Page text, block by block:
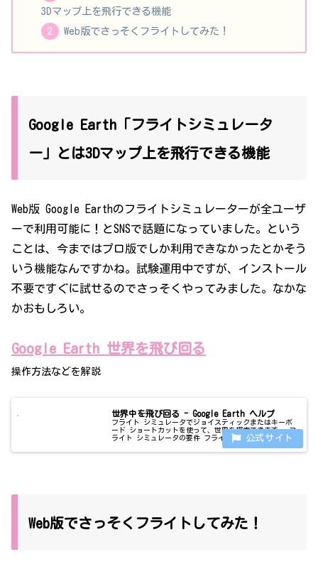
3Dマップ上を飛行できる機能
Web版でさっそくフライトしてみた！
Google Earth「フライトシミュレータ
ー」とは3Dマップ上を飛行できる機能
Web版 Google Earthのフライトシミュレーターが全ユーザ
ーで利用可能に！とSNSで話題になっていました。という
ことは、今まではプロ版でしか利用できなかったとかそう
いう機能なんですかね。試験運用中ですが、インストール
不要ですぐに試せるのでさっそくやってみました。なかな
かおもしろい。
Google Earth 世界を飛び回る
操作方法などを解説
世界中を飛び回る - Google Earth ヘルプ
フライト シミュレータでジョイスティックまたはキーボ
ード ショートカットを使って、世界を探索できます。 フ
ライト シミュレータの要件 フライト シミュレータを使
トールされた ...
Web版でさっそくフライトしてみた！